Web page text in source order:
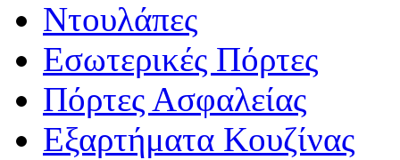
Ντουλάπες
Εσωτερικές Πόρτες
Πόρτες Ασφαλείας
Εξαρτήματα Κουζίνας